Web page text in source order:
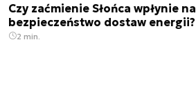
Czy zaćmienie Słońca wpłynie na
bezpieczeństwo dostaw energii?
2 min.